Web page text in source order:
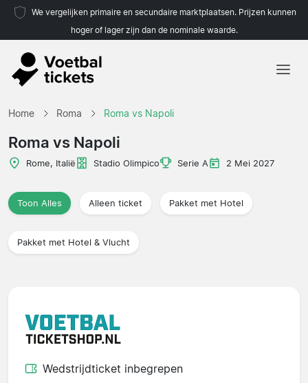
We vergelijken primaire en secundaire marktplaatsen. Prijzen kunnen
hoger of lager zijn dan de nominale waarde.
Home Roma Roma vs Napoli
Roma vs Napoli
Rome, Italië Stadio Olimpico Serie A 2 Mei 2027
Toon Alles Alleen ticket Pakket met Hotel
Pakket met Hotel & Vlucht
Wedstrijdticket inbegrepen